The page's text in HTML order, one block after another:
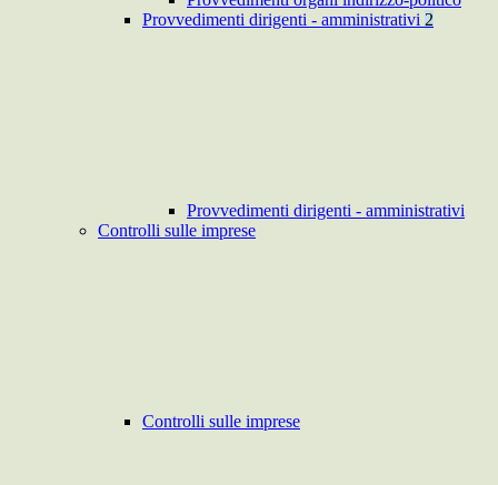
Provvedimenti dirigenti - amministrativi 2
Provvedimenti dirigenti - amministrativi
Controlli sulle imprese
Controlli sulle imprese